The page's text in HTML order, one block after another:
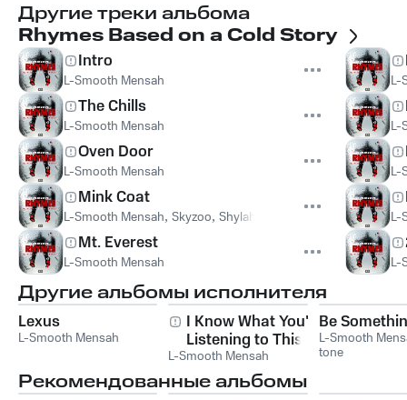
Другие треки альбома
Rhymes Based on a Cold Story
Intro
L-Smooth Mensah
The Chills
L-Smooth Mensah
Oven Door
L-Smooth Mensah
Mink Coat
L-Smooth Mensah, Skyzoo, Shylah Vaughn
Mt. Everest
L-Smooth Mensah
L-
L-
L-
L-
L-
Другие альбомы исполнителя
Lexus
L-Smooth Mensah
I Know What You're
Listening to This
Summer
L-Smooth Mensah
Be
L-Smooth
tone
Рекомендованные альбомы